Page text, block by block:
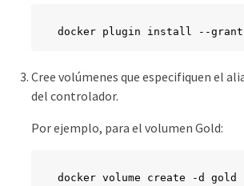
docker plugin install --
Cree volúmenes que especifiquen el
del controlador.
Por ejemplo, para el volumen Gold:
docker volume create -d gold